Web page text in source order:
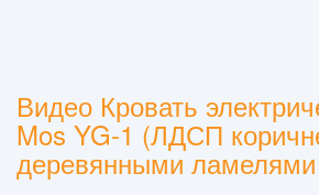
Видео Кровать
Mos YG-1 (ЛДСП
деревянными ламелями